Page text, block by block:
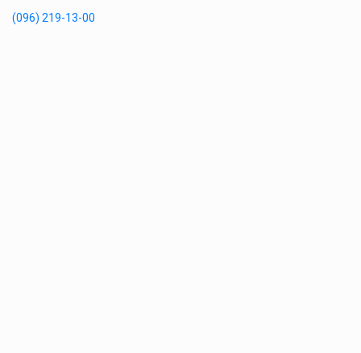
(096) 219-13-00